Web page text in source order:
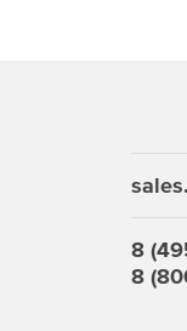
8
8